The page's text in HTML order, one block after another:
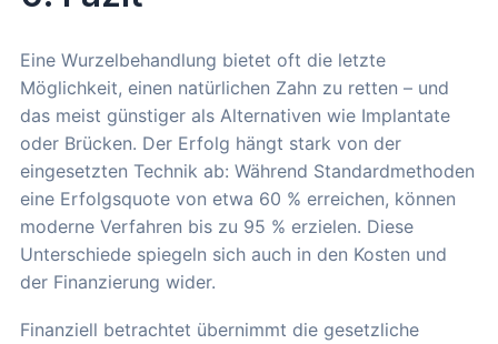
Eine Wurzelbehandlung bietet oft die letzte
Möglichkeit, einen natürlichen Zahn zu retten – und
das meist günstiger als Alternativen wie Implantate
oder Brücken. Der Erfolg hängt stark von der
eingesetzten Technik ab: Während Standardmethoden
eine Erfolgsquote von etwa 60 % erreichen, können
moderne Verfahren bis zu 95 % erzielen. Diese
Unterschiede spiegeln sich auch in den Kosten und
der Finanzierung wider.
Finanziell betrachtet übernimmt die gesetzliche